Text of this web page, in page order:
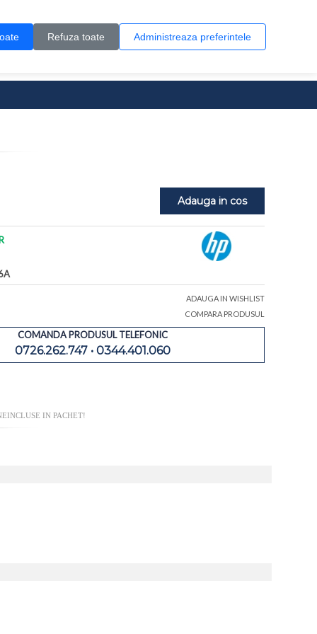
Refuza toate Administreaza preferintele
0 produs(e)
Adauga in cos
ADAUGA IN WISHLIST
COMPARA PRODUSUL
COMANDA PRODUSUL TELEFONIC
0726.262.747 • 0344.401.060
IN PACHET!